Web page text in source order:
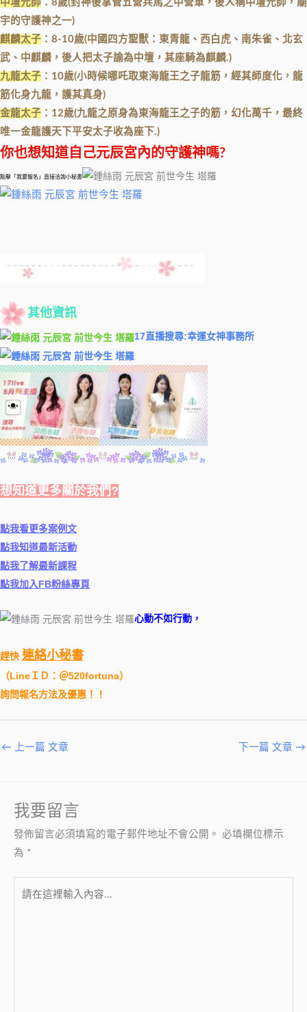
中壇元帥 ：8歲(封神後掌管五營兵馬之中營軍，後人稱中壇元帥，廟
宇的守護神之一)
麒麟太子 ：8-10歲(中國四方聖獸：東青龍、西白虎、南朱雀、北玄
武、中麒麟，後人把太子諭為中壇，其座騎為麒麟.)
九龍太子 ：10歲(小時候哪吒取東海龍王之子龍筋，經其師度化，龍
筋化身九龍，護其真身)
金龍太子 ：12歲(九龍之原身為東海龍王之子的筋，幻化萬千，最終
唯一金龍護天下平安太子收為座下.)
你也想知道自己元辰宮內的守護神嗎?
點擊「我要報名」直接洽詢小秘書
其他資訊
17直播搜尋:幸運女神事務所
想知道更多關於我們?
點我看更多案例文
點我知道最新活動
點我了解最新課程
點我加入FB粉絲專頁
心動不如行動，
趕快 連絡小秘書
（LineＩＤ：＠520fortuna）
詢問報名方法及優惠！！
← 上一篇 文章 下一篇 文章 →
我要留言
發佈留言必須填寫的電子郵件地址不會公開。 必填欄位標示
為 *